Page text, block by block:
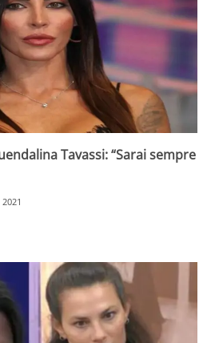
Tavassi: “Sarai sempre